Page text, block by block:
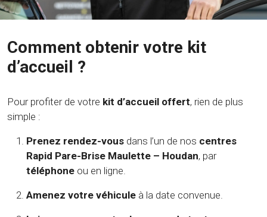
Comment obtenir votre kit
d’accueil ?
Pour profiter de votre kit d’accueil offert, rien de plus
simple :
Prenez rendez-vous dans l’un de nos centres
Rapid Pare-Brise Maulette – Houdan, par
téléphone ou en ligne.
Amenez votre véhicule à la date convenue.